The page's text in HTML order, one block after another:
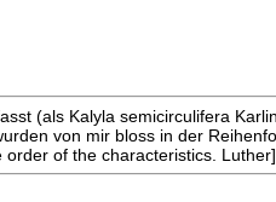
(als Kalyla semicirculifera
von mir bloss in der
of the characteristics. Luther]